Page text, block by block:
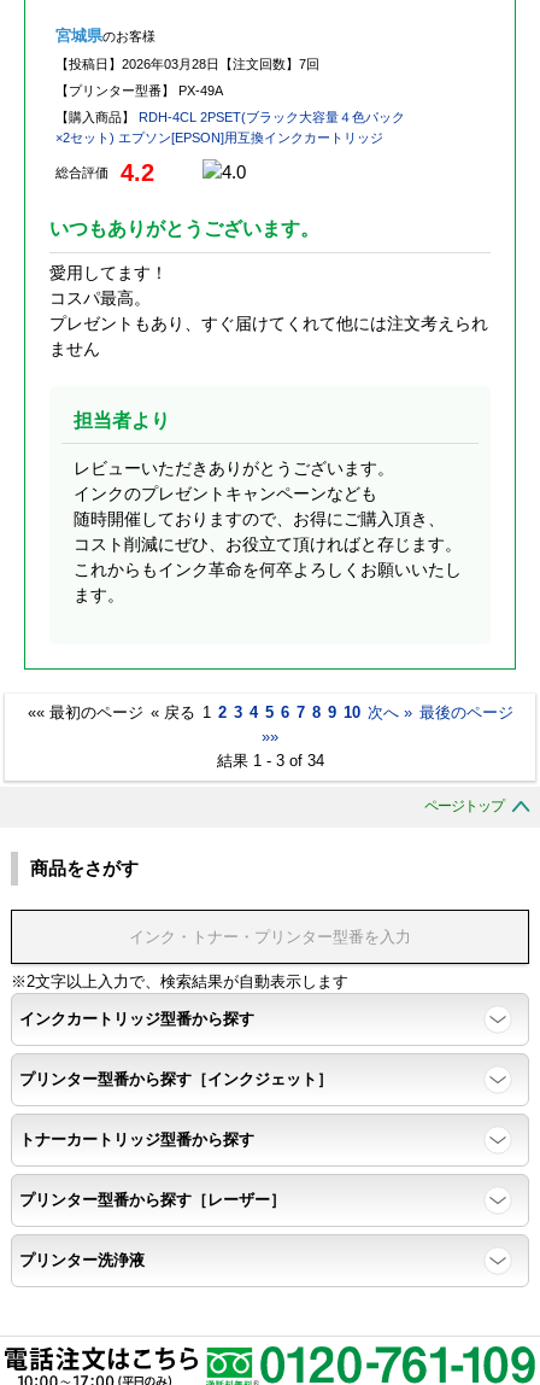
宮城県のお客様
【投稿日】 2026年03月28日 【注文回数】 7回
【プリンター型番】 PX-49A
【購入商品】 RDH-4CL 2PSET(ブラック大容量４色パック
×2セット) エプソン[EPSON]用互換インクカートリッジ
総合評価 4.2
いつもありがとうございます。
愛用してます！
コスパ最高。
プレゼントもあり、すぐ届けてくれて他には注文考えられ
ません
担当者より
レビューいただきありがとうございます。
インクのプレゼントキャンペーンなども
随時開催しておりますので、お得にご購入頂き、
コスト削減にぜひ、お役立て頂ければと存じます。
これからもインク革命を何卒よろしくお願いいたし
ます。
«« 最初のページ « 戻る 1 2 3 4 5 6 7 8 9 10 次へ » 最後のページ
»»
結果 1 - 3 of 34
ページトップ
商品をさがす
※2文字以上入力で、検索結果が自動表示します
インクカートリッジ型番から探す
プリンター型番から探す［インクジェット］
トナーカートリッジ型番から探す
プリンター型番から探す［レーザー］
プリンター洗浄液